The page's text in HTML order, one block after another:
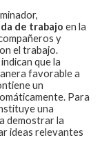
de trabajo en la
y
el trabajo.
que la
favorable a
un
Para
una
demostrar la
ideas relevantes